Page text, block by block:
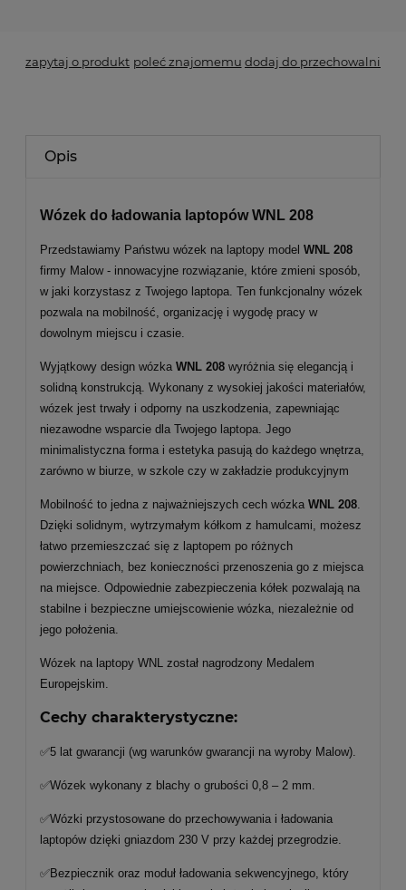
zapytaj o produkt poleć znajomemu dodaj do przechowalni
Opis
Wózek do ładowania laptopów WNL 208
Przedstawiamy Państwu wózek na laptopy model WNL 208
firmy Malow - innowacyjne rozwiązanie, które zmieni sposób,
w jaki korzystasz z Twojego laptopa. Ten funkcjonalny wózek
pozwala na mobilność, organizację i wygodę pracy w
dowolnym miejscu i czasie.
Wyjątkowy design wózka WNL 208 wyróżnia się elegancją i
solidną konstrukcją. Wykonany z wysokiej jakości materiałów,
wózek jest trwały i odporny na uszkodzenia, zapewniając
niezawodne wsparcie dla Twojego laptopa. Jego
minimalistyczna forma i estetyka pasują do każdego wnętrza,
zarówno w biurze, w szkole czy w zakładzie produkcyjnym
Mobilność to jedna z najważniejszych cech wózka WNL 208.
Dzięki solidnym, wytrzymałym kółkom z hamulcami, możesz
łatwo przemieszczać się z laptopem po różnych
powierzchniach, bez konieczności przenoszenia go z miejsca
na miejsce. Odpowiednie zabezpieczenia kółek pozwalają na
stabilne i bezpieczne umiejscowienie wózka, niezależnie od
jego położenia.
Wózek na laptopy WNL został nagrodzony Medalem
Europejskim.
Cechy charakterystyczne:
✅5 lat gwarancji (wg warunków gwarancji na wyroby Malow).
✅Wózek wykonany z blachy o grubości 0,8 – 2 mm.
✅Wózki przystosowane do przechowywania i ładowania
laptopów dzięki gniazdom 230 V przy każdej przegrodzie.
✅Bezpiecznik oraz moduł ładowania sekwencyjnego, który